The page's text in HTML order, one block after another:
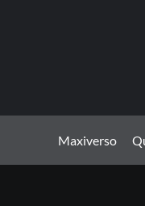
Maxiverso